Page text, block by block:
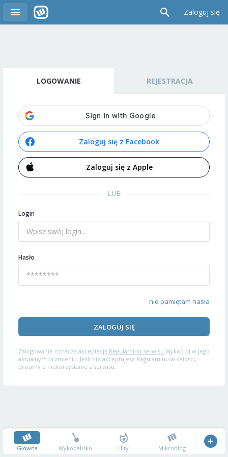
Zaloguj się
LOGOWANIE REJESTRACJA
Zaloguj się z Facebook
Zaloguj się z Apple
LUB
Login
Hasło
nie pamiętam hasła
ZALOGUJ SIĘ
Zalogowanie oznacza akceptację Regulaminu serwisu Wykop.pl w jego
aktualnym brzmieniu. Jeśli nie akceptujesz Regulaminu w całości,
prosimy o niekorzystanie z serwisu.
Główna Wykopalisko Hity Mikroblog